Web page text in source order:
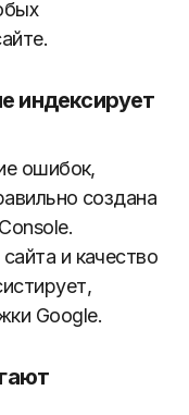
индексирует
ошибок,
создана
и качество
Google.